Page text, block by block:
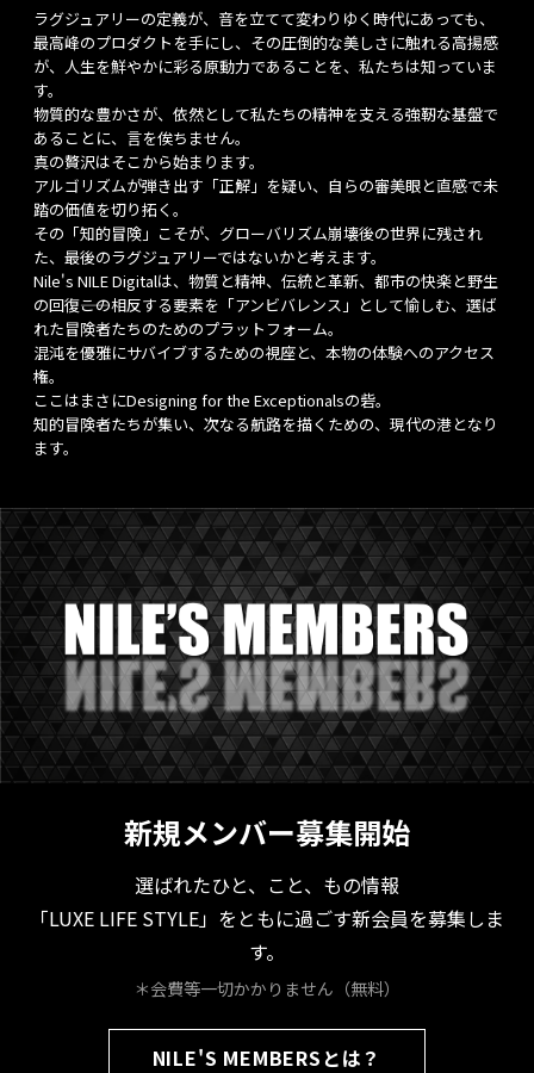
ラグジュアリーの定義が、音を立てて変わりゆく時代にあっても、
最高峰のプロダクトを手にし、その圧倒的な美しさに触れる高揚感
が、人生を鮮やかに彩る原動力であることを、私たちは知っていま
す。
物質的な豊かさが、依然として私たちの精神を支える強靭な基盤で
あることに、言を俟ちません。
真の贅沢はそこから始まります。
アルゴリズムが弾き出す「正解」を疑い、自らの審美眼と直感で未
踏の価値を切り拓く。
その「知的冒険」こそが、グローバリズム崩壊後の世界に残され
た、最後のラグジュアリーではないかと考えます。
Nile's NILE Digitalは、物質と精神、伝統と革新、都市の快楽と野生
の回復――この相反する要素を「アンビバレンス」として愉しむ、選ば
れた冒険者たちのためのプラットフォーム。
混沌を優雅にサバイブするための視座と、本物の体験へのアクセス
権。
ここはまさにDesigning for the Exceptionalsの砦。
知的冒険者たちが集い、次なる航路を描くための、現代の港となり
ます。
新規メンバー募集開始
選ばれたひと、こと、もの情報
「LUXE LIFE STYLE」をともに過ごす新会員を募集しま
す。
＊会費等一切かかりません（無料）
NILE'S MEMBERSとは？